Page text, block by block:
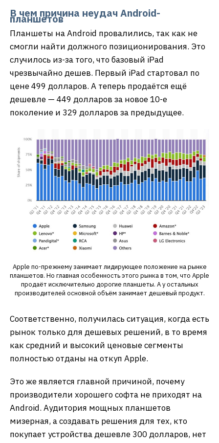
В чем причина неудач Android-
планшетов
Планшеты на Android провалились, так как не
смогли найти должного позиционирования. Это
случилось из-за того, что базовый iPad
чрезвычайно дешев. Первый iPad стартовал по
цене 499 долларов. А теперь продаётся ещё
дешевле — 449 долларов за новое 10-е
поколение и 329 долларов за предыдущее.
Apple по-прежнему занимает лидирующее положение на рынке
планшетов. Но главная особенность этого рынка в том, что Apple
продаёт исключительно дорогие планшеты. А у остальных
производителей основной объём занимает дешевый продукт.
Соответственно, получилась ситуация, когда есть
рынок только для дешевых решений, в то время
как средний и высокий ценовые сегменты
полностью отданы на откуп Apple.
Это же является главной причиной, почему
производители хорошего софта не приходят на
Android. Аудитория мощных планшетов
мизерная, а создавать решения для тех, кто
покупает устройства дешевле 300 долларов, нет